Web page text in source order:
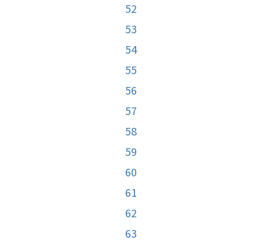
52
53
54
55
56
57
58
59
60
61
62
63